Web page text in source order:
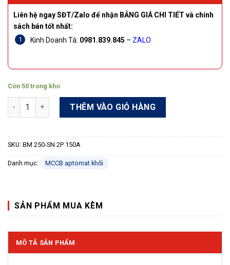
Liên hệ ngay SĐT/Zalo để nhận BẢNG GIÁ CHI TIẾT và chính
sách bán tốt nhất:
Kinh Doanh Tá: 0981.839.845 – ZALO
Còn 50 trong kho
Aptomat khối MCCB Shihlin BM 250-SN 2P 150A 30kA số lượng
THÊM VÀO GIỎ HÀNG
SKU: BM 250-SN 2P 150A
Danh mục: MCCB aptomat khối
SẢN PHẨM MUA KÈM
MÔ TẢ SẢN PHẨM